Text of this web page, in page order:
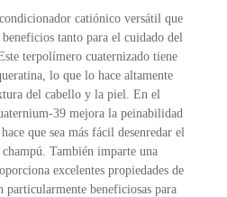
catiónico versátil que
tanto para el cuidado del
terpolímero cuaternizado tiene
lo que lo hace altamente
del cabello y la piel. En el
39 mejora la peinabilidad
que sea más fácil desenredar el
También imparte una
excelentes propiedades de
particularmente beneficiosas para